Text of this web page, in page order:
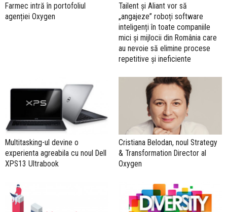
Farmec intră în portofoliul
agenției Oxygen
Tailent și Aliant vor să
„angajeze” roboți software
inteligenți în toate companiile
mici și mijlocii din România care
au nevoie să elimine procese
repetitive și ineficiente
Multitasking-ul devine o
experienta agreabila cu noul Dell
XPS13 Ultrabook
Cristiana Belodan, noul Strategy
& Transformation Director al
Oxygen